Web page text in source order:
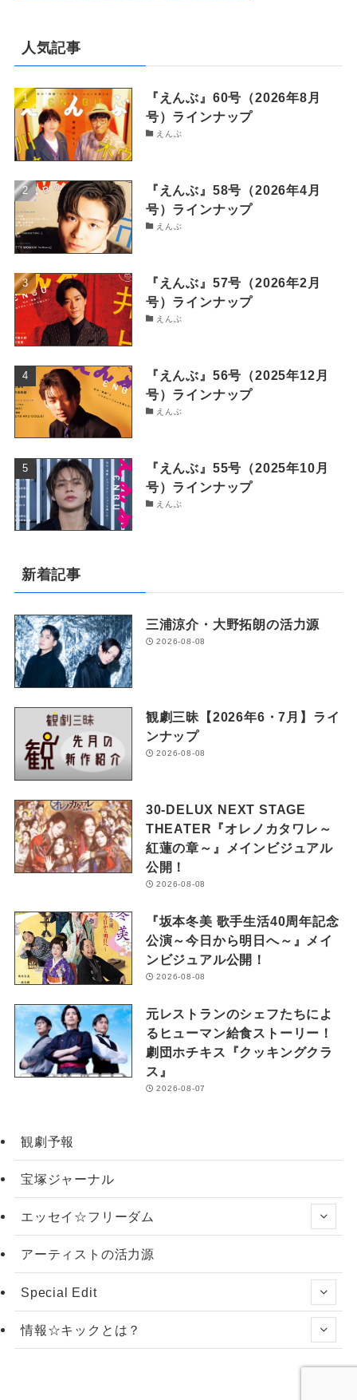
人気記事
『えんぶ』60号（2026年8月
号）ラインナップ
えんぶ
『えんぶ』58号（2026年4月
号）ラインナップ
えんぶ
『えんぶ』57号（2026年2月
号）ラインナップ
えんぶ
『えんぶ』56号（2025年12月
号）ラインナップ
えんぶ
『えんぶ』55号（2025年10月
号）ラインナップ
えんぶ
新着記事
三浦涼介・大野拓朗の活力源
2026-08-08
観劇三昧【2026年6・7月】ライ
ンナップ
2026-08-08
30-DELUX NEXT STAGE
THEATER『オレノカタワレ～
紅蓮の章～』メインビジュアル
公開！
2026-08-08
『坂本冬美 歌手生活40周年記念
公演～今日から明日へ～』メイ
ンビジュアル公開！
2026-08-08
元レストランのシェフたちによ
るヒューマン給食ストーリー！
劇団ホチキス『クッキングクラ
ス』
2026-08-07
観劇予報
宝塚ジャーナル
エッセイ☆フリーダム
アーティストの活力源
Special Edit
情報☆キックとは？